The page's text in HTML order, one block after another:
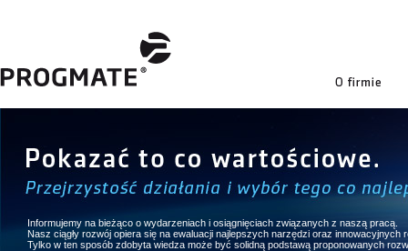
Informujemy na bieżąco o wydarzeniach i osiągnięciach związanych z naszą pracą.
Nasz ciągły rozwój opiera się na ewaluacji najlepszych narzędzi oraz innowacyjnych
Tylko w ten sposób zdobyta wiedza może być solidną podstawą proponowanych